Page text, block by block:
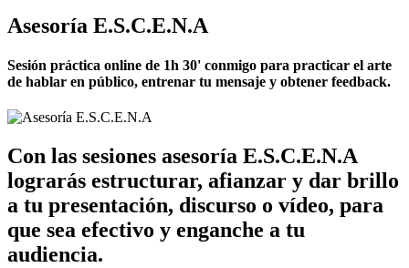
Asesoría E.S.C.E.N.A
Sesión práctica online de 1h 30' conmigo para practicar el arte
de hablar en público, entrenar tu mensaje y obtener feedback.
Con las sesiones asesoría E.S.C.E.N.A
lograrás estructurar, afianzar y dar brillo
a tu presentación, discurso o vídeo, para
que sea efectivo y enganche a tu
audiencia.